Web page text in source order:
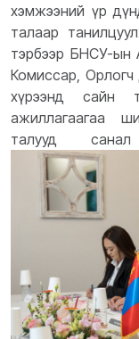
хэмжээний үр
талаар
тэрбээр БНСУ-ын
Комиссар, Орлогч
хүрээнд сайн
ажиллагаагаа
талууд